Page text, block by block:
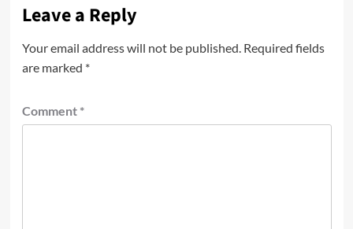
Leave a Reply
Your email address will not be published. Required fields
are marked *
Comment *